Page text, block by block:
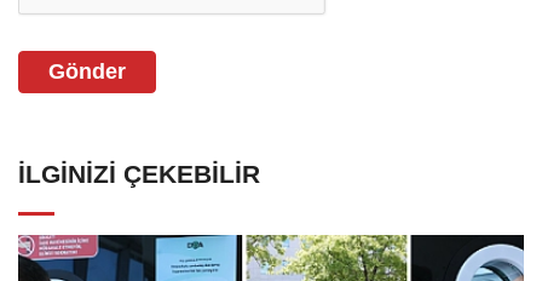
Gönder
İLGINIZI ÇEKEBILIR